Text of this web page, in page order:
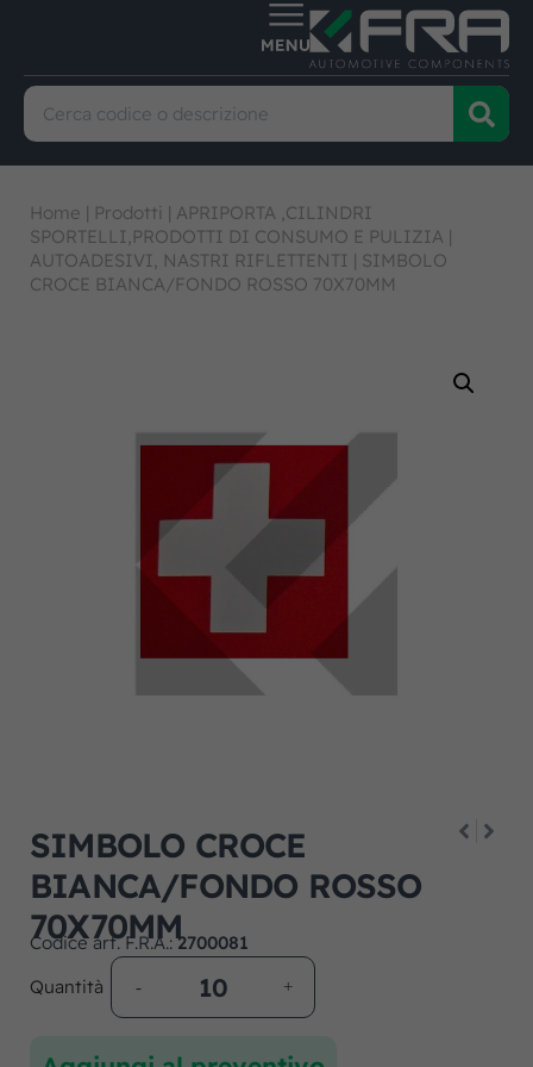
Home | Prodotti | APRIPORTA ,CILINDRI
SPORTELLI,PRODOTTI DI CONSUMO E PULIZIA |
AUTOADESIVI, NASTRI RIFLETTENTI | SIMBOLO
CROCE BIANCA/FONDO ROSSO 70X70MM
SIMBOLO CROCE
BIANCA/FONDO ROSSO
70X70MM
Codice art. F.R.A.:2700081
Quantità